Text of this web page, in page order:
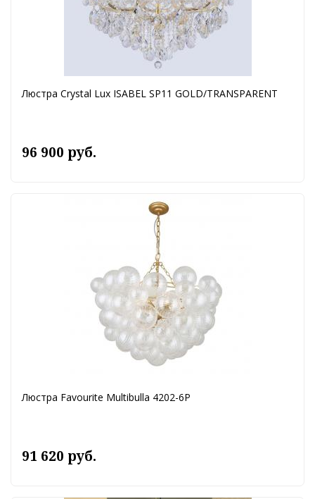
Люстра Crystal Lux ISABEL SP11 GOLD/TRANSPARENT
96 900 руб.
Люстра Favourite Multibulla 4202-6P
91 620 руб.